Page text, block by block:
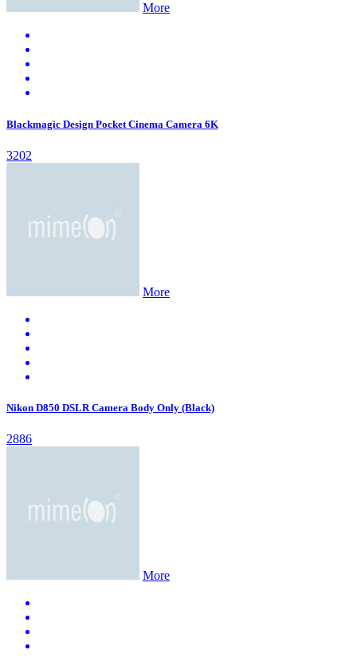
More
Blackmagic Design Pocket Cinema Camera 6K
3202
More
Nikon D850 DSLR Camera Body Only (Black)
2886
More